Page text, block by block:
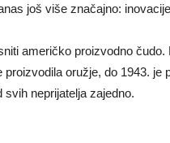
još više značajno:
američko proizvodno čudo.
proizvodila oružje, do 1943. je
svih neprijatelja zajedno.